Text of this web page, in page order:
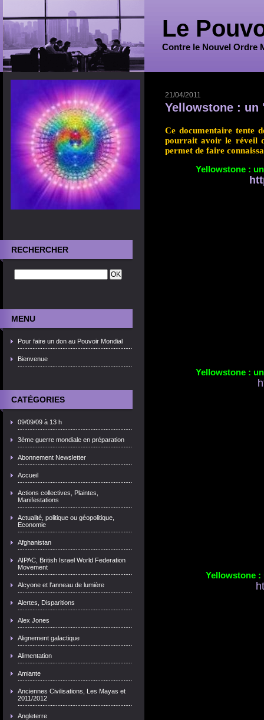
Le
Contre le Nouvel Ordre
RECHERCHER
MENU
Pour faire un don au Pouvoir Mondial
Bienvenue
CATÉGORIES
09/09/09 à 13 h
3ème guerre mondiale en préparation
Abonnement Newsletter
Accueil
Actions collectives, Plaintes,
Manifestations
Actualité, politique ou géopolitique,
Economie
Afghanistan
AIPAC, British Israel World Federation
Movement
Alcyone et l'anneau de lumière
Alertes, Disparitions
Alex Jones
Alignement galactique
Alimentation
Amiante
Anciennes Civilisations, Les Mayas et
2011/2012
Angleterre
21/04/2011
Yellowstone : un
Ce documentaire tente
pourrait avoir le réveil
permet de faire
Yellowstone :
Yellowstone :
Yellowstone